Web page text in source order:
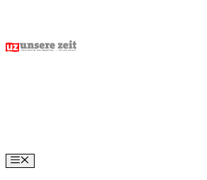
content
Menu